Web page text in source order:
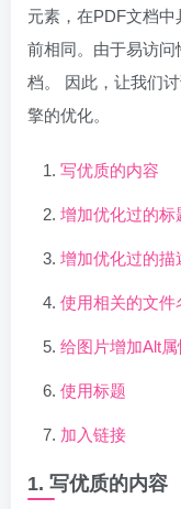
元素，在PDF文档
前相同。由于易访
档。 因此，让我们
擎的优化。
写优质的内容
增加优化过的标
增加优化过的描
使用相关的文件
给图片增加Alt属
使用标题
加入链接
1. 写优质的内容